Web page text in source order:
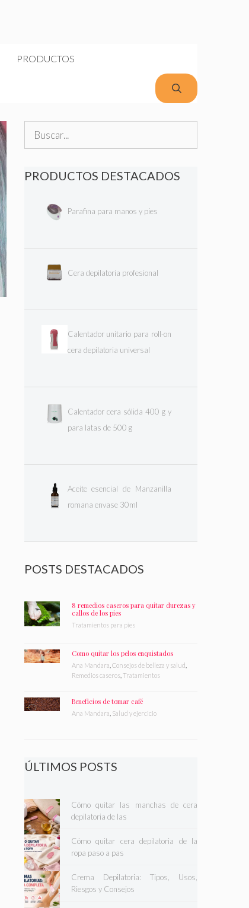
PRODUCTOS
Buscar:
PRODUCTOS DESTACADOS
Parafina para manos y pies
Cera depilatoria profesional
Calentador unitario para roll-on
cera depilatoria universal
Calentador cera sólida 400 g y
para latas de 500 g
Aceite esencial de Manzanilla
romana envase 30ml
POSTS DESTACADOS
8 remedios caseros para quitar durezas y
callos de los pies
Tratamientos para pies
Como quitar los pelos enquistados
Ana Mandara Consejos de belleza y salud
Remedios caseros, Tratamientos
Beneficios de tomar café
Ana Mandara Salud y ejercicio
ÚLTIMOS POSTS
Cómo quitar las manchas de cera
depilatoria de las
Cómo quitar cera depilatoria de la
ropa paso a pas
Crema Depilatoria: Tipos, Usos,
Riesgos y Consejos